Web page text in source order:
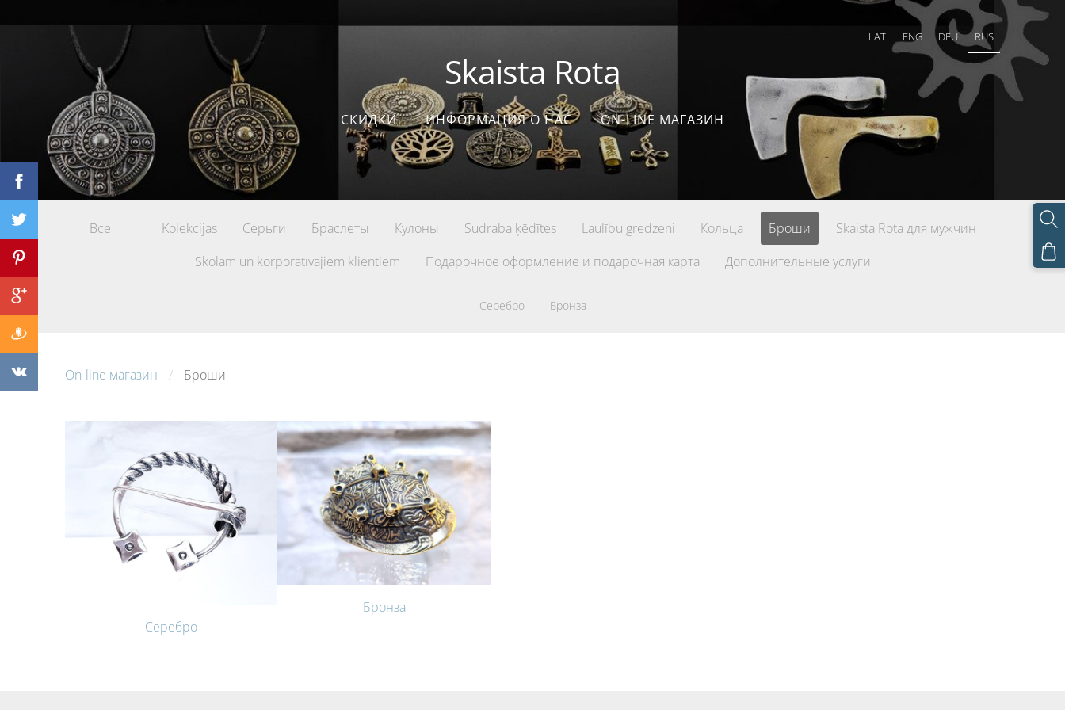
LAT ENG DEU RUS
Skaista Rota
СКИДКИ ИНФОРМАЦИЯ О НАС ON-LINE МАГАЗИН
Все Kolekcijas Серьги Браслеты Кулоны Sudraba ķēdītes Laulību gredzeni Кольца Броши
Skaista Rota для мужчин
Skolām un korporatīvajiem klientiem
Подарочное оформление и подарочная карта Дополнительные услуги
Серебро Бронза
On-line магазин Броши
Серебро
Бронза